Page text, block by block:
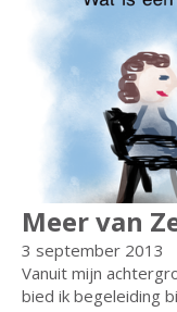
Meer van
3 september 2013
Vanuit mijn
bied ik begeleiding